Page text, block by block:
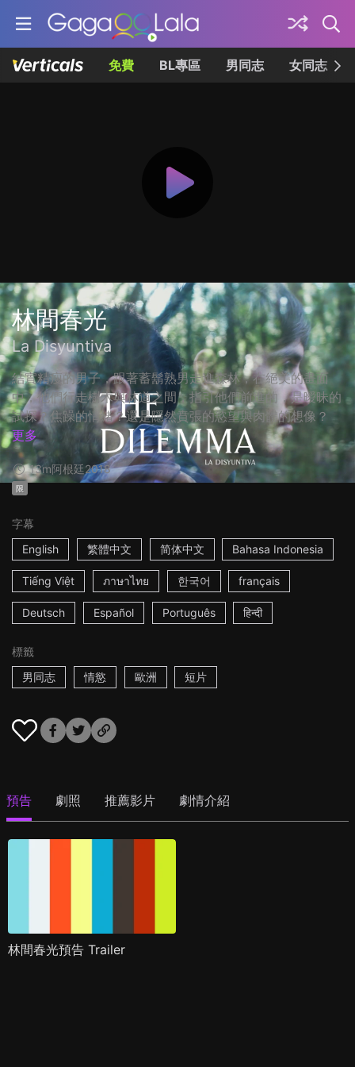
免費 BL專區 男同志 女同志
林間春光
La Disyuntiva
結實精瘦的男子，跟著蓄鬍熟男走進森林，在絕美的畫面
中，他們行走樹木與林道之間，指引他們前進的，是曖昧的
試探？焦躁的情緒？還是隱然賁張的慾望與肉體的想像？
更多
13m阿根廷2018
限
字幕
English
繁體中文 简体中文 Bahasa Indonesia
Tiếng Việt ภาษาไทย 한국어 français
Deutsch Español Português हिन्दी
標籤
男同志
情慾 歐洲 短片
預告 劇照 推薦影片 劇情介紹
林間春光預告 Trailer